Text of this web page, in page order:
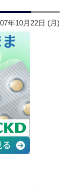
年10月22日 (月)